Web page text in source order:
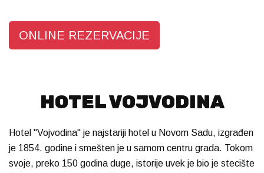
ONLINE REZERVACIJE
HOTEL VOJVODINA
Hotel "Vojvodina" je najstariji hotel u Novom Sadu, izgrađen
je 1854. godine i smešten je u samom centru grada. Tokom
svoje, preko 150 godina duge, istorije uvek je bio je stecište